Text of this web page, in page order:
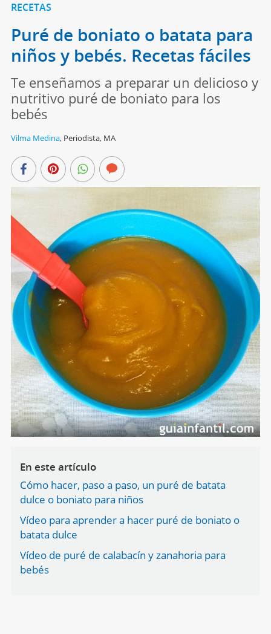
RECETAS
Puré de boniato o batata para
niños y bebés. Recetas fáciles
Te enseñamos a preparar un delicioso y
nutritivo puré de boniato para los
bebés
Vilma Medina, Periodista, MA
En este artículo
Cómo hacer, paso a paso, un puré de batata
dulce o boniato para niños
Vídeo para aprender a hacer puré de boniato o
batata dulce
Vídeo de puré de calabacín y zanahoria para
bebés